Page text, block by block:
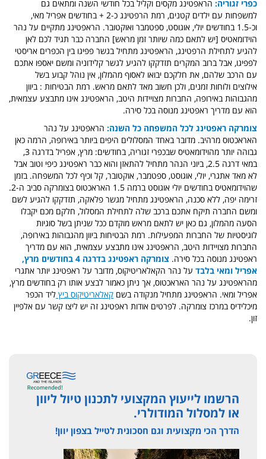
כפרי זגוריה: הראפטינג מקסים וקליל בכל חודשי השנה ומתאים גם
למשפחות עם ילדים קטנים, רמת הרפטינג כ-2 + בחודשים אפריל מאי,
וכ-1.5 בחודשים יולי, אוגוסט, ספטמבר ואוקטובר. הראפטינג מתקיים על נהר
הוידומאטיס [יש לתאם כמה שיותר זמן מראש] החברה כבר תגיד לכם לאן
להגיע לתחילת הרפטינג, הראפטינג מתחיל בגשר פפיגו בין הכפרים אריסטי
לפפיגו, אבל ברוב המקרים תזדקקו להגיע לגשר קלידוניה ומשם יאספו אתכם
עם הרכב שלהם, את חלקכם יבואו לאסוף מהמלון, אין נוהל קבוע בשל
אילוצים ולוחות זמנים, ולכן חשוב מאד לתאם מראש. רמת הבטיחות : ביוון
מהגבוהות באירופה, החברות מצויידות היטב, הראפטינג אינו מתבצע עצמאית,
הוא עם מדריך ראפטינג מנוסה בכל סירה.
צומרקה ראפטינג לכל המשפחה כל השנה: הראפטינג על נהר
האראכטוס מרהיב. מדובר באחד המסלולים היפים ביותר באירופה, הרמה כאן
גבוהה יותר מהוידומאטיס שבכפרי זגוריה, בחודשים: מרץ, אפריל בדרגה 3,
במאי דרגה 2.5, ביוני הנהר מתחיל להתאזן והוא כבר ראפטינג כיפי וטוב אבל
לא מאד אתגרי, יולי, אוגוסט, ספטמבר, אוקטובר, קל וכיף לכל המשפחה. בזמן
שהוידומאטיס בחודשים יולי אוגוסט ברמה 1.5 האראכטוס בצומרקה סביב ה-2.
זרימה יפה, ללא סכנה, הראפטינג מתחיל מגשר פלאקה, תזדקקו להגיע לשם
ומשם החברה תיקח אתכם ברכב שלה לתחילת המסלול, חלקם מכם יקבלו
הסעה מהמלון, גם כאן יש לתאם מראש מוקדם ככל שניתן בשל סוגיות
לוגיסטיות של החברות המפעילות. רמת הבטיחות ביוון מהגבוהות באירופה,
החברות מצויידות היטב, הראפטינג אינו מתבצע עצמאית, הוא עם מדריך
ראפטינג מנוסה בכל סירה.
צומרקה ראפטינג בדרגה 4 בחודשים מרץ,
אפריל ומאי בלבד על נהר הקאלאריטיקוס, מדובר על ראפטינג יותר אתגרי
מהראפטינג על נהר האראכטוס, אך ניתן כאמור לבצע אותו רק בחודשים מרץ,
אפריל ומאי. הראפטינג מתחיל מנקודה בשם קאלאריטיקוס ביץ ליד הכפר
מיכלידיס במרכז צומרקה. לפרטים אודות ראפטינג זה יש ליצו קשר עם אלפיין
זון.
הרשמו לייעוץ המקצועי לתכנון טיול ליוון
או למסלול המודולרי.
הדרך הכי מקצועית וגם חסכונית לטייל בצפון יוון!